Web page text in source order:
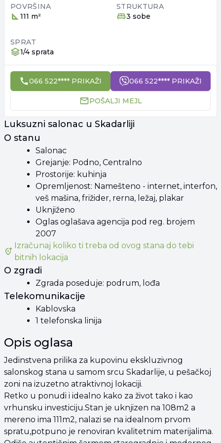
POVRŠINA
111 m²
STRUKTURA
3 sobe
SPRAT
1/4 sprata
066 522**** PRIKAŽI 066 522**** PRIKAŽI
POŠALJI MEJL
Luksuzni salonac u Skadarliji
O stanu
Salonac
Grejanje: Podno, Centralno
Prostorije: kuhinja
Opremljenost: Namešteno - internet, interfon,
veš mašina, frižider, rerna, ležaj, plakar
Uknjiženo
Oglas oglašava agencija pod reg. brojem
2007
Izračunaj koliko ti treba odovog stana do tebi
bitnih lokacija
O zgradi
Zgrada poseduje: podrum, lođa
Telekomunikacije
Kablovska
1 telefonska linija
Opis oglasa
Jedinstvena prilika za kupovinu ekskluzivnog
salonskog stana u samom srcu Skadarlije, u pešačkoj
zoni na izuzetno atraktivnoj lokaciji.
Retko u ponudi i idealno kako za život tako i kao
vrhunsku investiciju.Stan je uknjizen na 108m2 a
mereno ima 111m2, nalazi se na idealnom prvom
spratu,potpuno je renoviran kvalitetnim materijalima.